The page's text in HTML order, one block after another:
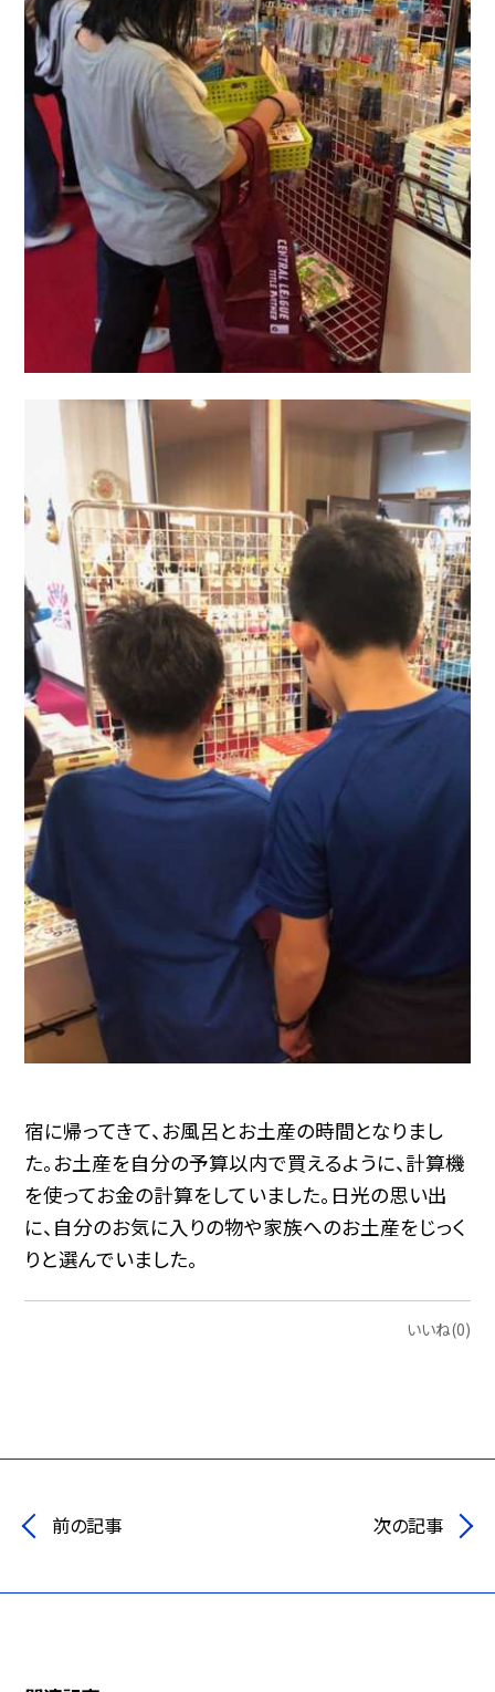
宿に帰ってきて、お風呂とお土産の時間となりまし
た。お土産を自分の予算以内で買えるように、計算機
を使ってお金の計算をしていました。日光の思い出
に、自分のお気に入りの物や家族へのお土産をじっく
りと選んでいました。
いいね(0)
前の記事 次の記事